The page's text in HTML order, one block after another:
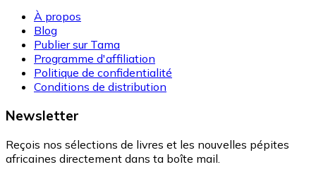
À propos
Blog
Publier sur Tama
Programme d'affiliation
Politique de confidentialité
Conditions de distribution
Newsletter
Reçois nos sélections de livres et les nouvelles pépites
africaines directement dans ta boîte mail.